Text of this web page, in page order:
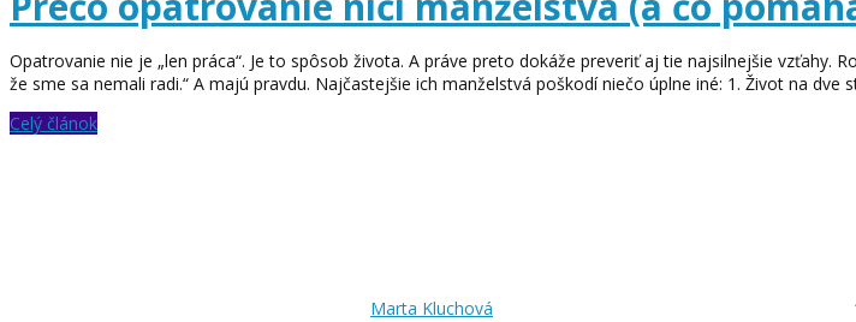
Opatrovanie nie je „len práca“. Je to spôsob života. A práve preto dokáže preveriť aj tie najsilnejšie
že sme sa nemali radi.“ A majú pravdu. Najčastejšie ich manželstvá poškodí niečo úplne iné: 1. Život na dve
Celý článok
Marta Kluchová